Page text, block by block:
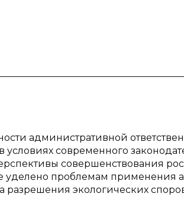
административной
современного
совершенствования
уделено проблемам применения
разрешения экологических